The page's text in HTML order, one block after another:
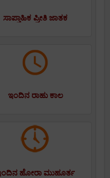
ಸಾಪ್ತಾಹಿಕ ಪ್ರೀತಿ ಜಾತಕ
ಇಂದಿನ ರಾಹು ಕಾಲ
ಹೋರಾ ಮುಹೂರ್ತ